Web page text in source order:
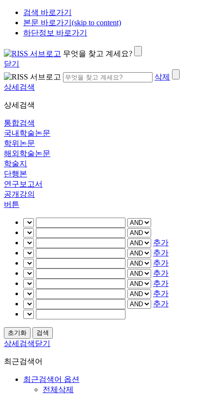
검색 바로가기
본문 바로가기(skip to content)
하단정보 바로가기
무엇을 찾고 계세요?
닫기
삭제
상세검색
상세검색
통합검색
국내학술논문
학위논문
해외학술논문
학술지
단행본
연구보고서
공개강의
버튼
추가
추가
추가
추가
추가
추가
추가
상세검색닫기
최근검색어
최근검색어 옵션
전체삭제